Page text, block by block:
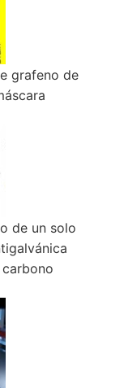
grafeno de
de un solo